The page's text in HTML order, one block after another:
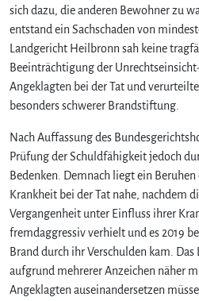
sich dazu, die anderen Bewohner zu
entstand ein Sachschaden von
Landgericht Heilbronn sah keine
Beeinträchtigung der
Angeklagten bei der Tat und
besonders schwerer Brandstiftung.
Nach Auffassung des
Prüfung der Schuldfähigkeit jedoch
Bedenken. Demnach liegt ein
Krankheit bei der Tat nahe, nachdem
Vergangenheit unter Einfluss ihrer
fremdaggressiv verhielt und es 2019
Brand durch ihr Verschulden kam.
aufgrund mehrerer Anzeichen näher
Angeklagten auseinandersetzen